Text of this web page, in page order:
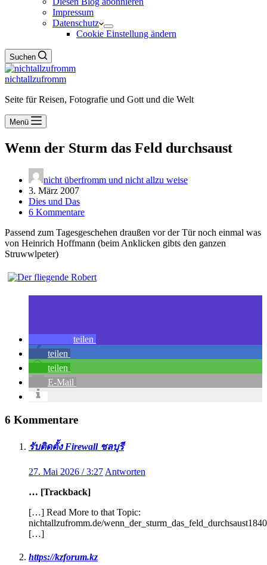
Impressum
Datenschutz
Cookie Einstellung ändern
Suchen
nichtallzufromm
Seite für Reisen, Fotografie und Gott und die Welt
Menü
Wenn der Sturm das Feld durchsaust
nicht überfromm und nicht allzu weise
3. März 2007
Dies und Das
6 Kommentare
Passend zum Tagesgeschehen draußen vor der Tür noch einmal was
von Heinrich Hoffmann (beim Anklicken gibts den ganzen
Struwwlpeter)
teilen
teilen
teilen
E-Mail
6 Kommentare
รับติดตั้ง Firewall ชลบุรี
27. Mai 2026 / 3:27 Antworten
… [Trackback]
[…] Read More to that Topic:
nichtallzufromm.de/
[…]
https://kzforum.kz